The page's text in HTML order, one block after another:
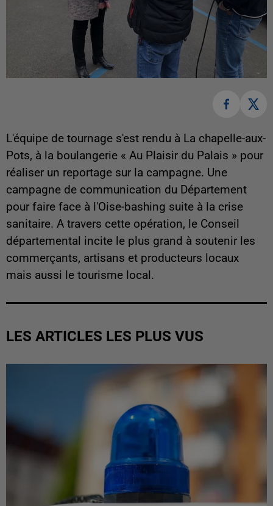
L'équipe de tournage s'est rendu à La chapelle-aux-
Pots, à la boulangerie « Au Plaisir du Palais » pour
réaliser un reportage sur la campagne. Une
campagne de communication du Département
pour faire face à l'Oise-bashing suite à la crise
sanitaire. A travers cette opération, le Conseil
départemental incite le plus grand à soutenir les
commerçants, artisans et producteurs locaux
mais aussi le tourisme local.
LES ARTICLES LES PLUS VUS